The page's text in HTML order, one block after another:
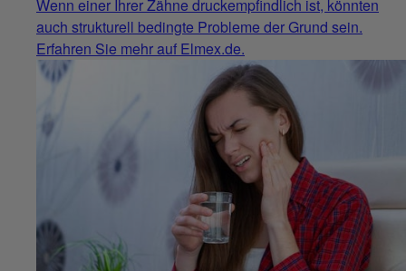
Wenn einer Ihrer Zähne druckempfindlich ist, könnten
auch strukturell bedingte Probleme der Grund sein.
Erfahren Sie mehr auf Elmex.de.